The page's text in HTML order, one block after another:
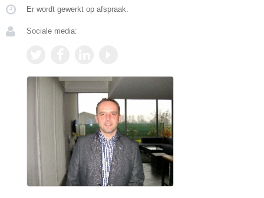
Er wordt gewerkt op afspraak.
Sociale media: